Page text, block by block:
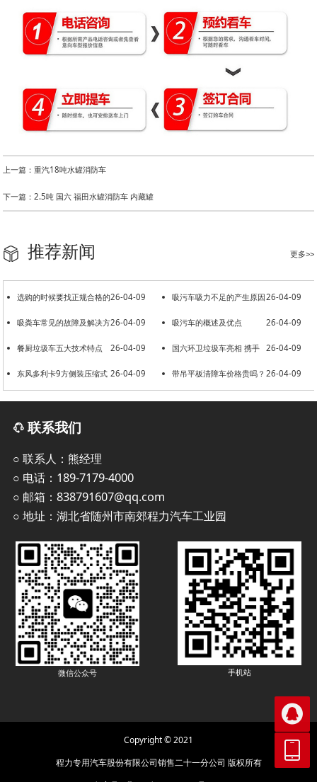
上一篇：重汽18吨水罐消防车
下一篇：2.5吨 国六 福田水罐消防车 内藏罐
更多>>
推荐新闻
26-04-09
选购的时候要找正规合格的
洒水车厂家
26-04-09
吸污车吸力不足的产生原因
26-04-09
吸粪车常见的故障及解决方
法
26-04-09
吸污车的概述及优点
26-04-09
餐厨垃圾车五大技术特点 26-04-09
国六环卫垃圾车亮相 携手
共建美好环境
26-04-09
东风多利卡9方侧装压缩式 26-04-09
带吊平板清障车价格贵吗？
联系我们
○ 联系人：熊经理
○ 电话：189-7179-4000
○ 邮箱：838791607@qq.com
○ 地址：湖北省随州市南郊程力汽车工业园
微信公众号 手机站
Copyright © 2021
程力专用汽车股份有限公司销售二十一分公司 版权所有

